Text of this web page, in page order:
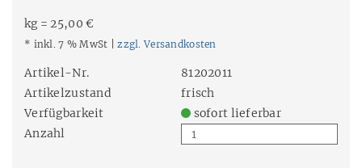
kg = 25,00 €
* inkl. 7 % MwSt |zzgl. Versandkosten
Artikel-Nr.
81202011
Artikelzustand
frisch
Verfügbarkeit
sofort lieferbar
Anzahl